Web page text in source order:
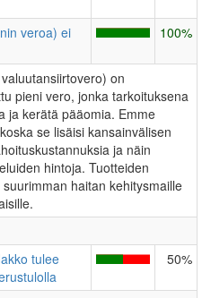
veroa) ei
100%
on
pieni vero, jonka tarkoituksena
ja kerätä pääomia. Emme
se lisäisi kansainvälisen
ja näin
hintoja. Tuotteiden
haitan kehitysmaille
tulee
50%